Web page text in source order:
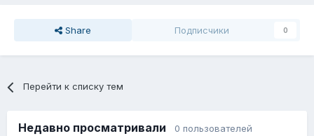
Share Подписчики 0
Перейти к списку тем
Недавно просматривали 0 пользователей